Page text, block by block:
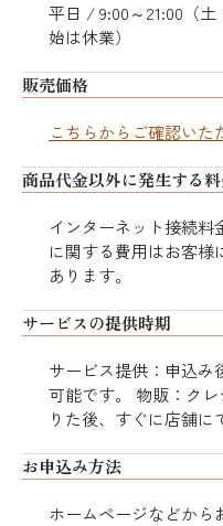
平日 / 9:00～21:00（
始は休業）
販売価格
こちらからご確認いた
商品代金以外に発生する
インターネット接続
に関する費用はお客
あります。
サービスの提供時期
サービス提供：申込み
可能です。 物販：ク
りた後、すぐに店舗に
お申込み方法
ホームページなどから